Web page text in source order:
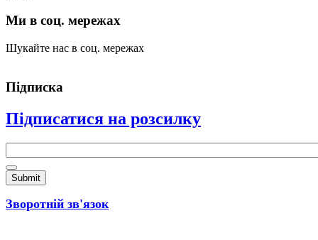
Ми в соц. мережах
Шукайте нас в соц. мережах
Підписка
Підписатися на розсилку
Зворотній зв'язок